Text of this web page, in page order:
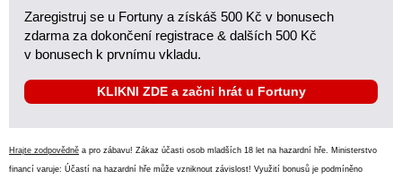
Zaregistruj se u Fortuny a získáš 500 Kč v bonusech
zdarma za dokončení registrace & dalších 500 Kč
v bonusech k prvnímu vkladu.
KLIKNI ZDE a začni hrát u Fortuny
Hrajte zodpovědně a pro zábavu! Zákaz účasti osob mladších 18 let na hazardní hře. Ministerstvo
financí varuje: Účastí na hazardní hře může vzniknout závislost! Využití bonusů je podmíněno